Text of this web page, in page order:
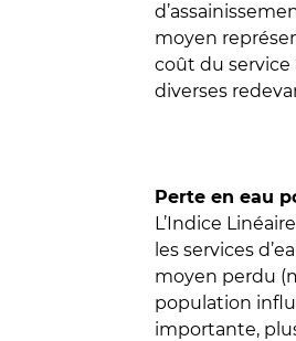
moyen
coût du service
diverses
Perte en eau
L’Indice
les services
moyen perdu
population
importante,